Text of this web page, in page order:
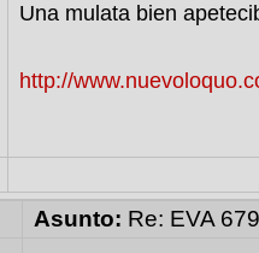
Una mulata bien
http://
Asunto: Re: EVA